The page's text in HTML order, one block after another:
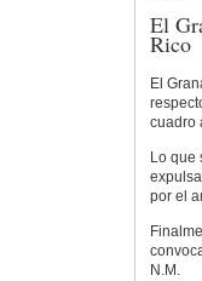
El
Rico
El
cuadro
Lo que
por el
N.M.